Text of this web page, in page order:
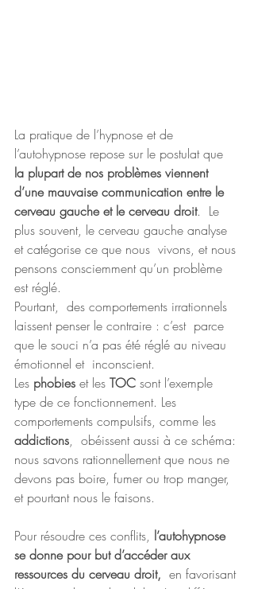
La pratique de l’hypnose et de
l’autohypnose repose sur le postulat que
la plupart de nos problèmes viennent
d’une mauvaise communication entre le
cerveau gauche et le cerveau droit.  Le
plus souvent, le cerveau gauche analyse
et catégorise ce que nous  vivons, et nous
pensons consciemment qu’un problème
est réglé.
Pourtant,  des comportements irrationnels
laissent penser le contraire : c’est  parce
que le souci n’a pas été réglé au niveau
émotionnel et  inconscient.
Les phobies et les TOC sont l’exemple
type de ce fonctionnement. Les
comportements compulsifs, comme les
addictions,  obéissent aussi à ce schéma:
nous savons rationnellement que nous ne
devons pas boire, fumer ou trop manger,
et pourtant nous le faisons.
Pour résoudre ces conflits, l’autohypnose
se donne pour but d’accéder aux
ressources du cerveau droit,
  en favorisant